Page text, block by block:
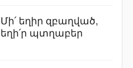
Մի՛ եղիր զբաղված,
եղի՛ր պտղաբեր